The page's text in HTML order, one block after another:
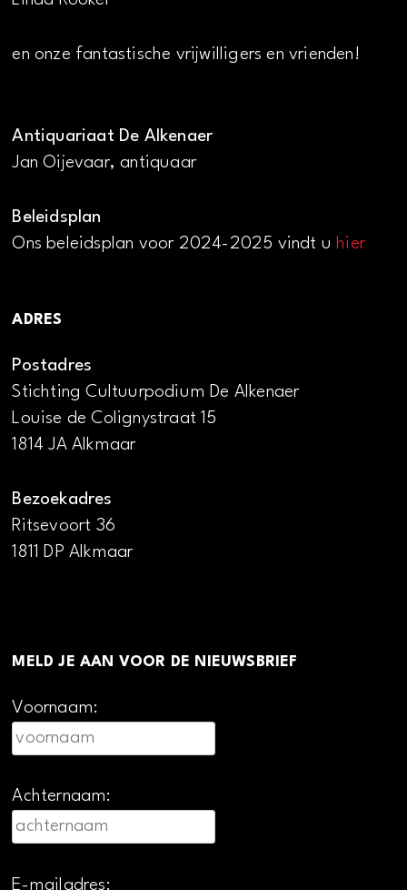
en onze fantastische vrijwilligers en vrienden!
Antiquariaat De Alkenaer
Jan Oijevaar, antiquaar
Beleidsplan
Ons beleidsplan voor 2024-2025 vindt uhier
ADRES
Postadres
Stichting Cultuurpodium De Alkenaer
Louise de Colignystraat 15
1814 JA Alkmaar
Bezoekadres
Ritsevoort 36
1811 DP Alkmaar
MELD JE AAN VOOR DE NIEUWSBRIEF
Voornaam:
Achternaam:
E-mailadres: